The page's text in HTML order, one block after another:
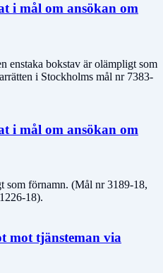
i mål om ansökan om
enstaka bokstav är olämpligt som
i Stockholms mål nr 7383-
i mål om ansökan om
som förnamn. (Mål nr 3189-18,
18).
mot tjänsteman via